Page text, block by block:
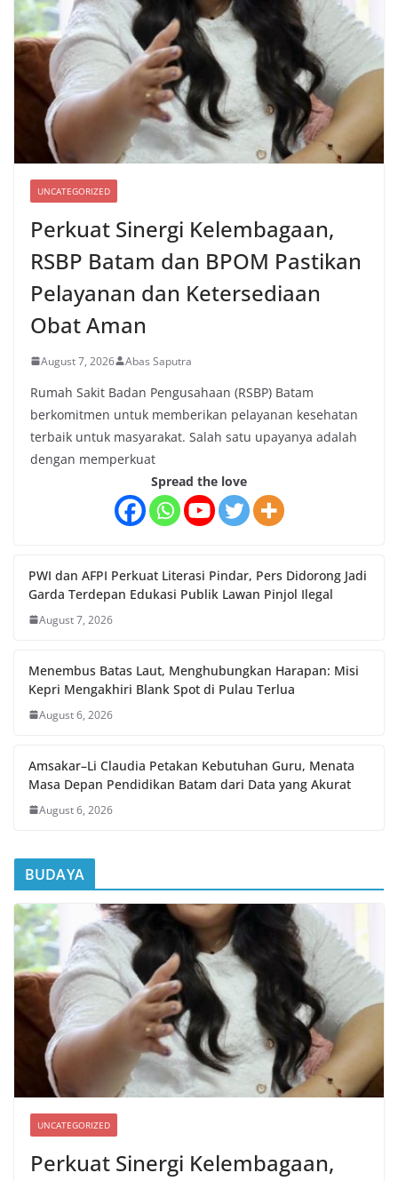
UNCATEGORIZED
Perkuat Sinergi Kelembagaan,
RSBP Batam dan BPOM Pastikan
Pelayanan dan Ketersediaan
Obat Aman
August 7, 2026 Abas Saputra
Rumah Sakit Badan Pengusahaan (RSBP) Batam
berkomitmen untuk memberikan pelayanan kesehatan
terbaik untuk masyarakat. Salah satu upayanya adalah
dengan memperkuat
Spread the love
PWI dan AFPI Perkuat Literasi Pindar, Pers Didorong Jadi
Garda Terdepan Edukasi Publik Lawan Pinjol Ilegal
August 7, 2026
Menembus Batas Laut, Menghubungkan Harapan: Misi
Kepri Mengakhiri Blank Spot di Pulau Terlua
August 6, 2026
Amsakar–Li Claudia Petakan Kebutuhan Guru, Menata
Masa Depan Pendidikan Batam dari Data yang Akurat
August 6, 2026
BUDAYA
UNCATEGORIZED
Perkuat Sinergi Kelembagaan,